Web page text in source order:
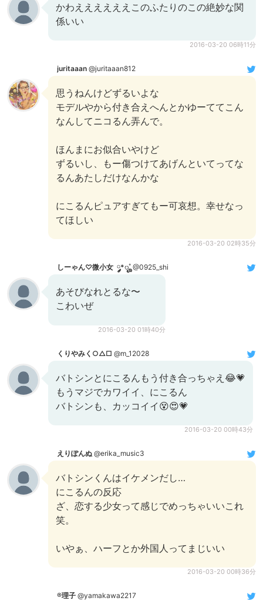
かわええええええこのふたりのこの絶妙な関
係いい
2016-03-20 06時11分
juritaaan @juritaaan812
思うねんけどずるいよな
モデルやから付き合えへんとかゆーててこん
なんしてニコるん弄んで。
ほんまにお似合いやけど
ずるいし、もー傷つけてあげんといてってな
るんあたしだけなんかな
にこるんピュアすぎてもー可哀想。幸せなっ
てほしい
2016-03-20 02時35分
しーゃん♡微小女 ༘*ೄ˚@0925_shi
あそびなれとるな〜
こわいぜ
2016-03-20 01時40分
くりやみく○△□ @m_12028
バトシンとにこるんもう付き合っちゃえ😂💗
もうマジでカワイイ、にこるん
バトシンも、カッコイイ😵😍💗
2016-03-20 00時43分
えりぽんぬ @erika_music3
バトシンくんはイケメンだし…
にこるんの反応
ざ、恋する少女って感じでめっちゃいいこれ
笑。
いやぁ、ハーフとか外国人ってまじいい
2016-03-20 00時36分
®️理子 @yamakawa2217